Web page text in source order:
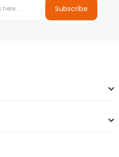
Subscribe